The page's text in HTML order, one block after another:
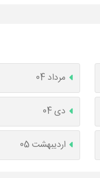
مرداد 04
دی 04
اردیبهشت 05